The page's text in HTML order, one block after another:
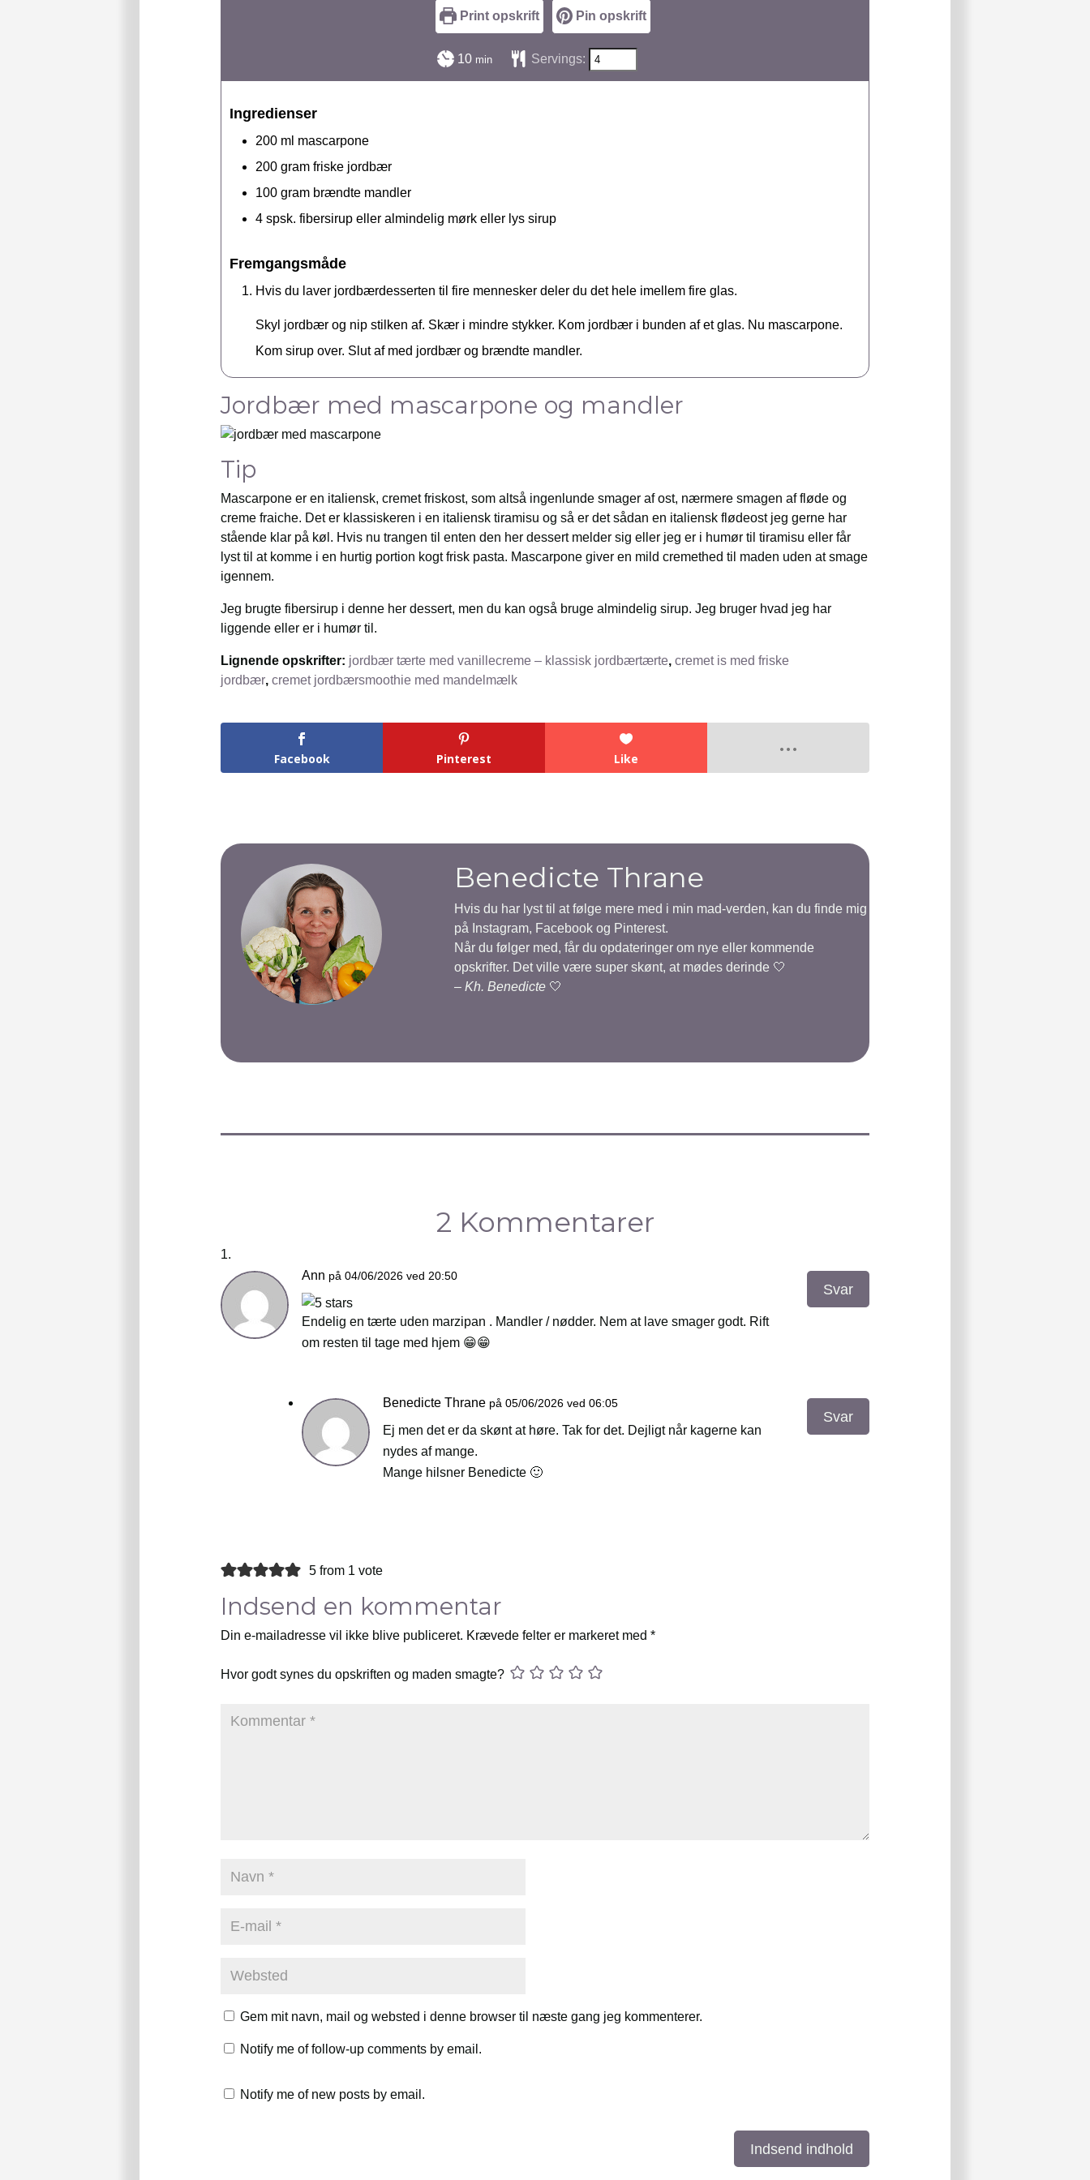
Print opskrift Pin opskrift
10minutter
min Servings:
Ingredienser
200 ml mascarpone
200 gram friske jordbær
100 gram brændte mandler
4 spsk. fibersirup eller almindelig mørk eller lys sirup
Fremgangsmåde
Hvis du laver jordbærdesserten til fire mennesker deler du det hele imellem fire glas.
Skyl jordbær og nip stilken af. Skær i mindre stykker. Kom jordbær i bunden af et glas. Nu mascarpone.
Kom sirup over. Slut af med jordbær og brændte mandler.
Jordbær med mascarpone og mandler
Tip
Mascarpone er en italiensk, cremet friskost, som altså ingenlunde smager af ost, nærmere smagen af fløde og
creme fraiche. Det er klassiskeren i en italiensk tiramisu og så er det sådan en italiensk flødeost jeg gerne har
stående klar på køl. Hvis nu trangen til enten den her dessert melder sig eller jeg er i humør til tiramisu eller får
lyst til at komme i en hurtig portion kogt frisk pasta. Mascarpone giver en mild cremethed til maden uden at smage
igennem.
Jeg brugte fibersirup i denne her dessert, men du kan også bruge almindelig sirup. Jeg bruger hvad jeg har
liggende eller er i humør til.
Lignende opskrifter: jordbær tærte med vanillecreme – klassisk jordbærtærte, cremet is med friske
jordbær, cremet jordbærsmoothie med mandelmælk
Facebook Pinterest Like
Benedicte Thrane
Hvis du har lyst til at følge mere med i min mad-verden, kan du finde mig
på Instagram, Facebook og Pinterest.
Når du følger med, får du opdateringer om nye eller kommende
opskrifter. Det ville være super skønt, at mødes derinde 🤍
– Kh. Benedicte 🤍
2 Kommentarer
Ann på 04/06/2026 ved 20:50
Endelig en tærte uden marzipan . Mandler / nødder. Nem at lave smager godt. Rift
om resten til tage med hjem 😁😁
Svar
Benedicte Thrane på 05/06/2026 ved 06:05
Ej men det er da skønt at høre. Tak for det. Dejligt når kagerne kan
nydes af mange.
Mange hilsner Benedicte 🙂
Svar
5 from 1 vote
Indsend en kommentar
Din e-mailadresse vil ikke blive publiceret. Krævede felter er markeret med *
Hvor godt synes du opskriften og maden smagte?
Gem mit navn, mail og websted i denne browser til næste gang jeg kommenterer.
Notify me of follow-up comments by email.
Notify me of new posts by email.
Indsend indhold